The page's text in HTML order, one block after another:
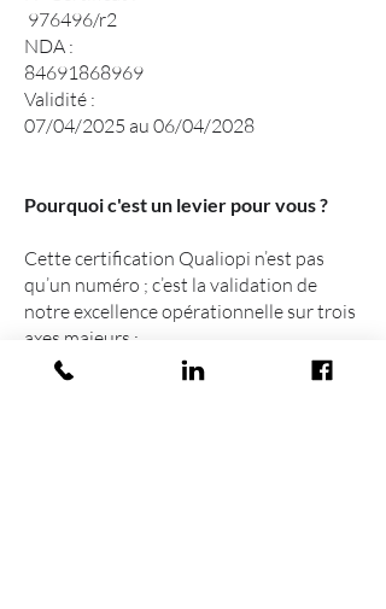
976496/r2
NDA :
84691868969
Validité :
07/04/2025 au 06/04/2028
Pourquoi c'est un levier pour vous ?
Cette certification Qualiopi n’est pas
qu’un numéro ; c’est la validation de
notre excellence opérationnelle sur trois
axes majeurs :